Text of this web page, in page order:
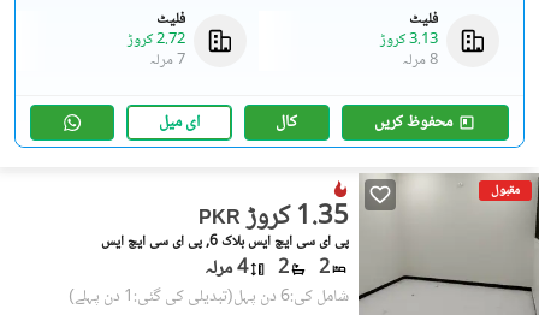
فلیٹ
3.13 کروڑ
8 مرلہ
فلیٹ
2.72 کروڑ
7 مرلہ
محفوظ کریں کال ای میل
مقبول
PKR 1.35 کروڑ
پی ای سی ایچ ایس بلاک 6, پی ای سی ایچ ایس
2
2 4 مرلہ
شامل کی:6 دن پہل (تبدیلی کی گئی:1 دن پہلے)